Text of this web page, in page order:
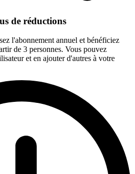
de réductions
l'abonnement annuel et bénéficiez
de 3 personnes. Vous pouvez
et en ajouter d'autres à votre